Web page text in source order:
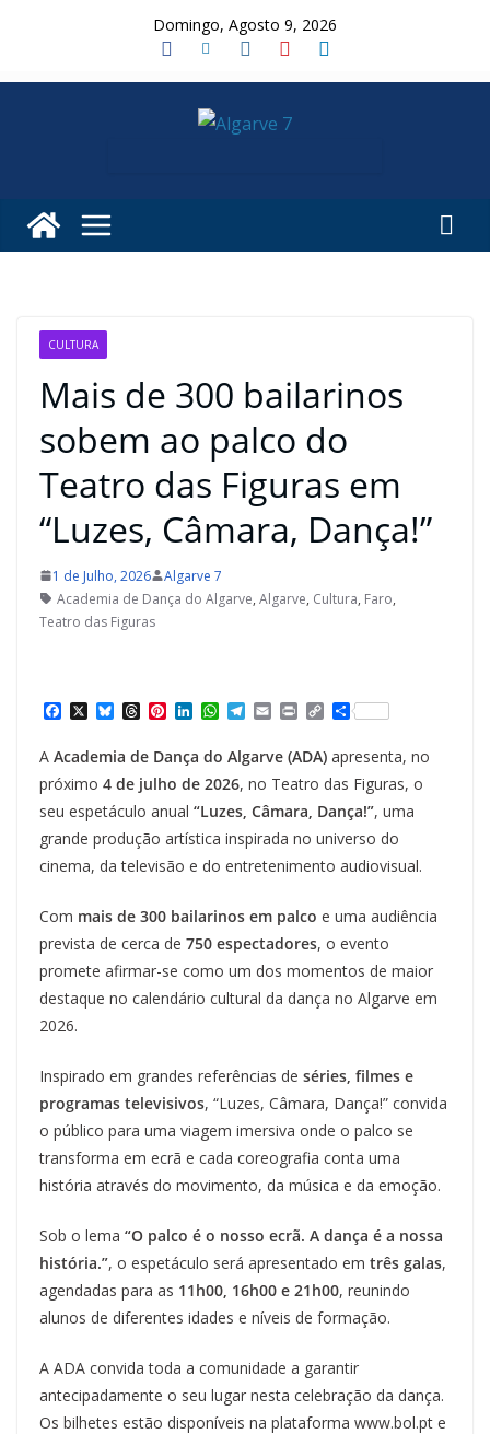
Domingo, Agosto 9, 2026
CULTURA
Mais de 300 bailarinos
sobem ao palco do
Teatro das Figuras em
“Luzes, Câmara, Dança!”
1 de Julho, 2026
Algarve 7
Academia de Dança do Algarve, Algarve, Cultura, Faro,
Teatro das Figuras
a
e
b
o
o
k
X B
u
e
s
k
y
T
h
e
a
d
s
P
t
e
r
e
s
t
L
k
e
d
I
n
W
h
t
s
A
p
p
T
e
e
g
r
a
m
E
m
i
l
P
i
n
t
C
o
p
y
L
i
n
k
S
h
r
e
A Academia de Dança do Algarve (ADA) apresenta, no
próximo 4 de julho de 2026, no Teatro das Figuras, o
seu espetáculo anual “Luzes, Câmara, Dança!”, uma
grande produção artística inspirada no universo do
cinema, da televisão e do entretenimento audiovisual.
Com mais de 300 bailarinos em palco e uma audiência
prevista de cerca de 750 espectadores, o evento
promete afirmar-se como um dos momentos de maior
destaque no calendário cultural da dança no Algarve em
2026.
Inspirado em grandes referências de séries, filmes e
programas televisivos, “Luzes, Câmara, Dança!” convida
o público para uma viagem imersiva onde o palco se
transforma em ecrã e cada coreografia conta uma
história através do movimento, da música e da emoção.
Sob o lema “O palco é o nosso ecrã. A dança é a nossa
história.”, o espetáculo será apresentado em três galas,
agendadas para as 11h00, 16h00 e 21h00, reunindo
alunos de diferentes idades e níveis de formação.
A ADA convida toda a comunidade a garantir
antecipadamente o seu lugar nesta celebração da dança.
Os bilhetes estão disponíveis na plataforma www.bol.pt e